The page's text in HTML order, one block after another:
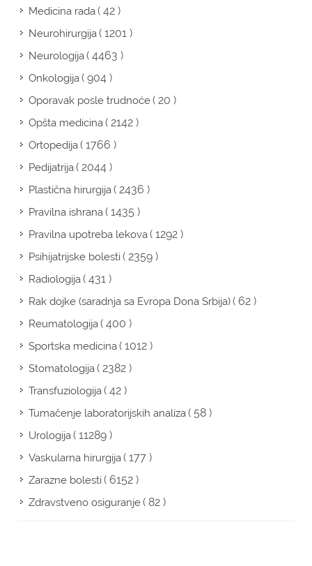
Medicina rada( 42 )
Neurohirurgija( 1201 )
Neurologija( 4463 )
Onkologija( 904 )
Oporavak posle trudnoće( 20 )
Opšta medicina( 2142 )
Ortopedija( 1766 )
Pedijatrija( 2044 )
Plastična hirurgija( 2436 )
Pravilna ishrana( 1435 )
Pravilna upotreba lekova( 1292 )
Psihijatrijske bolesti( 2359 )
Radiologija( 431 )
Rak dojke (saradnja sa Evropa Dona Srbija)( 62 )
Reumatologija( 400 )
Sportska medicina( 1012 )
Stomatologija( 2382 )
Transfuziologija( 42 )
Tumačenje laboratorijskih analiza( 58 )
Urologija( 11289 )
Vaskularna hirurgija( 177 )
Zarazne bolesti( 6152 )
Zdravstveno osiguranje( 82 )